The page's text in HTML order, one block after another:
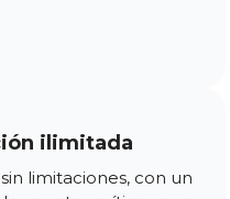
ilimitada
limitaciones, con un